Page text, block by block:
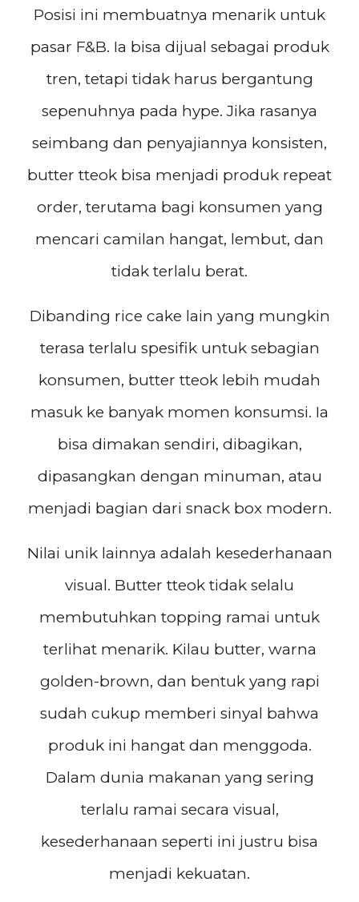
Posisi ini membuatnya menarik untuk
pasar F&B. Ia bisa dijual sebagai produk
tren, tetapi tidak harus bergantung
sepenuhnya pada hype. Jika rasanya
seimbang dan penyajiannya konsisten,
butter tteok bisa menjadi produk repeat
order, terutama bagi konsumen yang
mencari camilan hangat, lembut, dan
tidak terlalu berat.
Dibanding rice cake lain yang mungkin
terasa terlalu spesifik untuk sebagian
konsumen, butter tteok lebih mudah
masuk ke banyak momen konsumsi. Ia
bisa dimakan sendiri, dibagikan,
dipasangkan dengan minuman, atau
menjadi bagian dari snack box modern.
Nilai unik lainnya adalah kesederhanaan
visual. Butter tteok tidak selalu
membutuhkan topping ramai untuk
terlihat menarik. Kilau butter, warna
golden-brown, dan bentuk yang rapi
sudah cukup memberi sinyal bahwa
produk ini hangat dan menggoda.
Dalam dunia makanan yang sering
terlalu ramai secara visual,
kesederhanaan seperti ini justru bisa
menjadi kekuatan.